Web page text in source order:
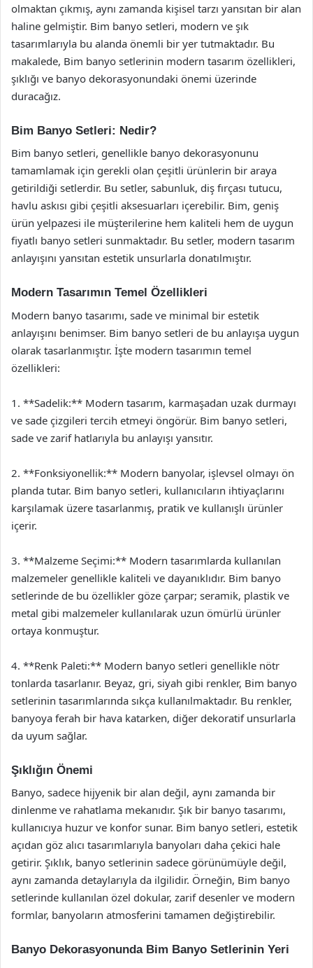
olmaktan çıkmış, aynı zamanda kişisel tarzı yansıtan bir alan
haline gelmiştir. Bim banyo setleri, modern ve şık
tasarımlarıyla bu alanda önemli bir yer tutmaktadır. Bu
makalede, Bim banyo setlerinin modern tasarım özellikleri,
şıklığı ve banyo dekorasyonundaki önemi üzerinde
duracağız.
Bim Banyo Setleri: Nedir?
Bim banyo setleri, genellikle banyo dekorasyonunu
tamamlamak için gerekli olan çeşitli ürünlerin bir araya
getirildiği setlerdir. Bu setler, sabunluk, diş fırçası tutucu,
havlu askısı gibi çeşitli aksesuarları içerebilir. Bim, geniş
ürün yelpazesi ile müşterilerine hem kaliteli hem de uygun
fiyatlı banyo setleri sunmaktadır. Bu setler, modern tasarım
anlayışını yansıtan estetik unsurlarla donatılmıştır.
Modern Tasarımın Temel Özellikleri
Modern banyo tasarımı, sade ve minimal bir estetik
anlayışını benimser. Bim banyo setleri de bu anlayışa uygun
olarak tasarlanmıştır. İşte modern tasarımın temel
özellikleri:
1. **Sadelik:** Modern tasarım, karmaşadan uzak durmayı
ve sade çizgileri tercih etmeyi öngörür. Bim banyo setleri,
sade ve zarif hatlarıyla bu anlayışı yansıtır.
2. **Fonksiyonellik:** Modern banyolar, işlevsel olmayı ön
planda tutar. Bim banyo setleri, kullanıcıların ihtiyaçlarını
karşılamak üzere tasarlanmış, pratik ve kullanışlı ürünler
içerir.
3. **Malzeme Seçimi:** Modern tasarımlarda kullanılan
malzemeler genellikle kaliteli ve dayanıklıdır. Bim banyo
setlerinde de bu özellikler göze çarpar; seramik, plastik ve
metal gibi malzemeler kullanılarak uzun ömürlü ürünler
ortaya konmuştur.
4. **Renk Paleti:** Modern banyo setleri genellikle nötr
tonlarda tasarlanır. Beyaz, gri, siyah gibi renkler, Bim banyo
setlerinin tasarımlarında sıkça kullanılmaktadır. Bu renkler,
banyoya ferah bir hava katarken, diğer dekoratif unsurlarla
da uyum sağlar.
Şıklığın Önemi
Banyo, sadece hijyenik bir alan değil, aynı zamanda bir
dinlenme ve rahatlama mekanıdır. Şık bir banyo tasarımı,
kullanıcıya huzur ve konfor sunar. Bim banyo setleri, estetik
açıdan göz alıcı tasarımlarıyla banyoları daha çekici hale
getirir. Şıklık, banyo setlerinin sadece görünümüyle değil,
aynı zamanda detaylarıyla da ilgilidir. Örneğin, Bim banyo
setlerinde kullanılan özel dokular, zarif desenler ve modern
formlar, banyoların atmosferini tamamen değiştirebilir.
Banyo Dekorasyonunda Bim Banyo Setlerinin Yeri